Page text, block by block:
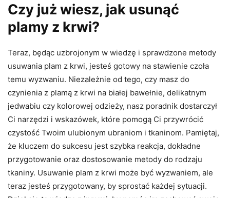
Czy już wiesz, jak usunąć
plamy z krwi?
Teraz, będąc uzbrojonym w wiedzę i sprawdzone metody
usuwania plam z krwi, jesteś gotowy na stawienie czoła
temu wyzwaniu. Niezależnie od tego, czy masz do
czynienia z plamą z krwi na białej bawełnie, delikatnym
jedwabiu czy kolorowej odzieży, nasz poradnik dostarczył
Ci narzędzi i wskazówek, które pomogą Ci przywrócić
czystość Twoim ulubionym ubraniom i tkaninom. Pamiętaj,
że kluczem do sukcesu jest szybka reakcja, dokładne
przygotowanie oraz dostosowanie metody do rodzaju
tkaniny. Usuwanie plam z krwi może być wyzwaniem, ale
teraz jesteś przygotowany, by sprostać każdej sytuacji.